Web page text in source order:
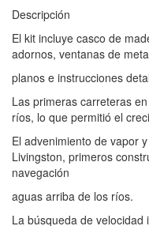
Descripción
El kit incluye casco de
adornos, ventanas de
planos e instrucciones
Las primeras carreteras
ríos, lo que permitió el
El advenimiento de vapor
Livingston, primeros
navegación
aguas arriba de los ríos.
La búsqueda de velocidad